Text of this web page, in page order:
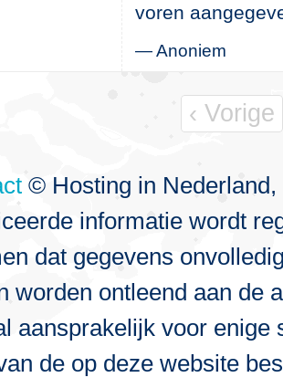
voren
—Anoniem
‹ Vorige
© Hosting in
informatie wordt
dat gegevens
worden ontleend aan de
aansprakelijk voor
de op deze website